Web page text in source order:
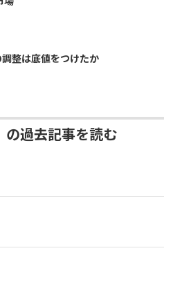
整は底値をつけたか
の過去記事を読む